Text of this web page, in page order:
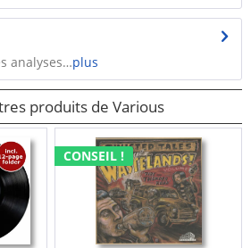
analyses…plus
produits de Various
CONSEIL !